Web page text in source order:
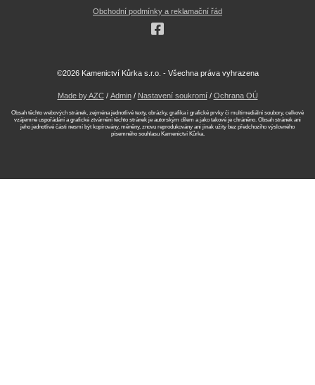
Obchodní podmínky a reklamační řád
©2026 Kamenictví Kůrka s.r.o. - Všechna práva vyhrazena
Made by AZC/ Admin/ Nastavení soukromí/ Ochrana OÚ
Obsah těchto webových stránek, zejména jednotlivé texty, obrázky, grafika i grafické prvky či multimediální soubory, celkové
vzájemné uspořádání a grafické ztvárnění těchto stránek je autorským dílem a jako takové je chráněno. Obsah stránek ani
jeho jednotlivé části nesmí být kopírovány, měněny, znovu reprodukovány ani jinak užity bez předchozího výslovného
písemného souhlasu Kamenictví Kůrka.